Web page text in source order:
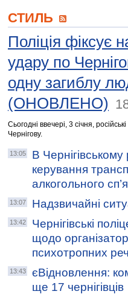
СТИЛЬ
Поліція фіксує
удару по
одну загиблу
(ОНОВЛЕНО)
Сьогодні ввечері, 3 січня,
Чернігову.
13:05
В Чернігівському
керування
алкогольного
13:07 Надзвичайні
13:42
Чернігівські
щодо
психотропних
13:43
єВідновлення:
ще 17 чернігівців